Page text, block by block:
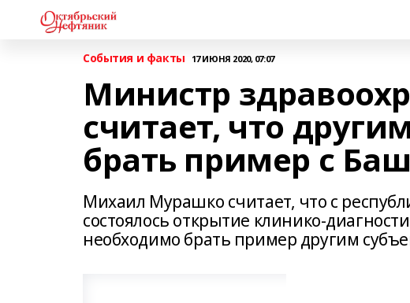
События и факты 17 ИЮНЯ 2020, 07:07
Министр
считает, что
брать пример с
Михаил Мурашко считает, что с
состоялось открытие клинико-
необходимо брать пример другим